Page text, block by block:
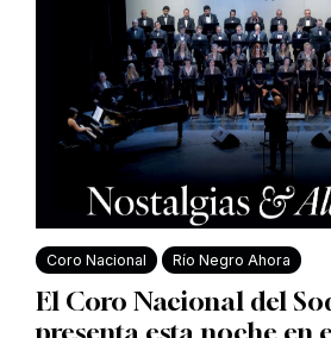
Coro Nacional Río Negro Ahora
El Coro Nacional del